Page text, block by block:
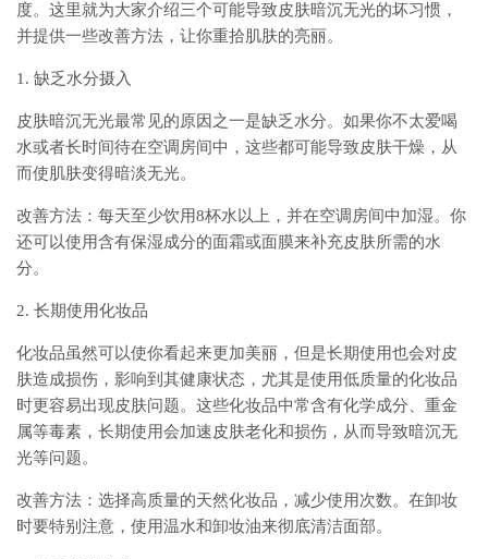
度。这里就为大家介绍三个可能导致皮肤暗沉无光的坏习惯，
并提供一些改善方法，让你重拾肌肤的亮丽。
1. 缺乏水分摄入
皮肤暗沉无光最常见的原因之一是缺乏水分。如果你不太爱喝
水或者长时间待在空调房间中，这些都可能导致皮肤干燥，从
而使肌肤变得暗淡无光。
改善方法：每天至少饮用8杯水以上，并在空调房间中加湿。你
还可以使用含有保湿成分的面霜或面膜来补充皮肤所需的水
分。
2. 长期使用化妆品
化妆品虽然可以使你看起来更加美丽，但是长期使用也会对皮
肤造成损伤，影响到其健康状态，尤其是使用低质量的化妆品
时更容易出现皮肤问题。这些化妆品中常含有化学成分、重金
属等毒素，长期使用会加速皮肤老化和损伤，从而导致暗沉无
光等问题。
改善方法：选择高质量的天然化妆品，减少使用次数。在卸妆
时要特别注意，使用温水和卸妆油来彻底清洁面部。